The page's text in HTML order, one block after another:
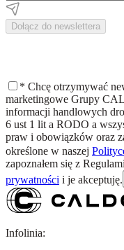
Dołącz do newslettera
* Chcę otrzymywać
marketingowe Grupy
informacji handlowych
6 ust 1 lit a RODO a
praw i obowiązków oraz
określone w naszej
zapoznałem się z
prywatności i je akceptuję.
Infolinia: